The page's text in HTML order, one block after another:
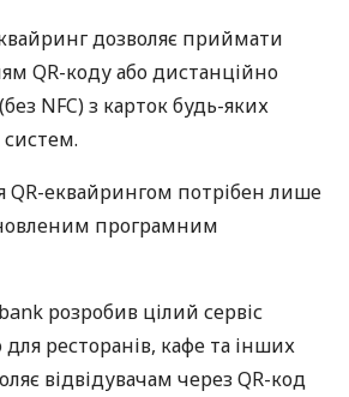
дозволяє приймати
QR-коду або дистанційно
NFC) з карток будь-яких
QR-еквайрингом потрібен лише
програмним
розробив цілий сервіс
ресторанів, кафе та інших
відвідувачам через QR-код